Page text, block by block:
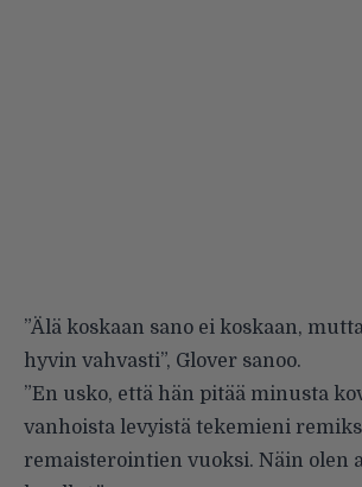
”Älä koskaan sano ei koskaan,
hyvin vahvasti”, Glover sanoo.
”En usko, että hän pitää minusta
vanhoista levyistä tekemieni
remaisterointien vuoksi. Näin olen